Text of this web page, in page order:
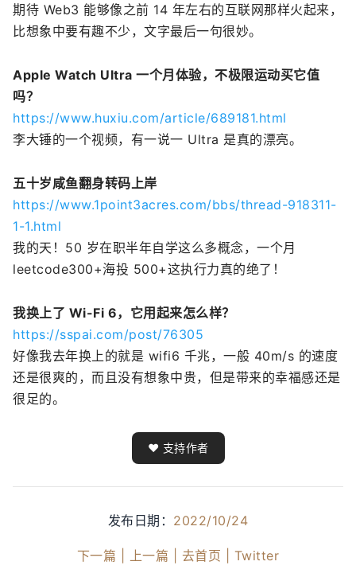
期待 Web3 能够像之前 14 年左右的互联网那样火起来，
比想象中要有趣不少，文字最后一句很妙。
Apple Watch Ultra 一个月体验，不极限运动买它值
吗？
https://www.huxiu.com/article/689181.html
李大锤的一个视频，有一说一 Ultra 是真的漂亮。
五十岁咸鱼翻身转码上岸
https://www.1point3acres.com/bbs/thread-918311-
1-1.html
我的天！50 岁在职半年自学这么多概念，一个月
leetcode300+海投 500+这执行力真的绝了！
我换上了 Wi-Fi 6，它用起来怎么样？
https://sspai.com/post/76305
好像我去年换上的就是 wifi6 千兆，一般 40m/s 的速度
还是很爽的，而且没有想象中贵，但是带来的幸福感还是
很足的。
❤️ 支持作者
发布日期： 2022/10/24
下一篇 | 上一篇 | 去首页 | Twitter